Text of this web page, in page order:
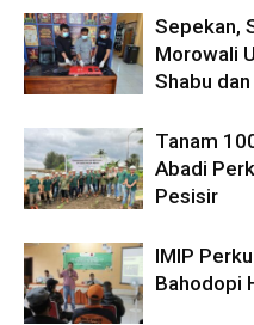
Sepekan,
Morowali
Shabu
Tanam
Abadi
Pesisir
IMIP
Bahodopi